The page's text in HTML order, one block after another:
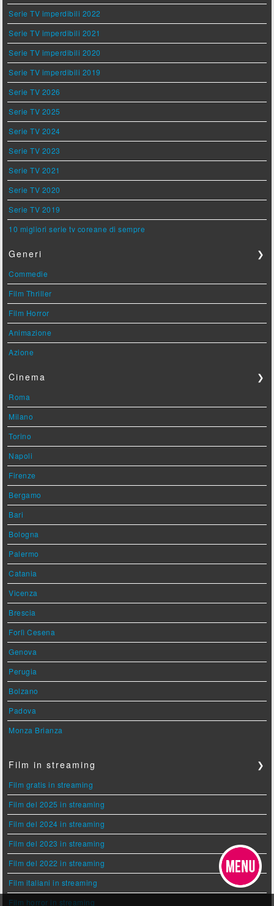
Serie TV imperdibili 2022
Serie TV imperdibili 2021
Serie TV imperdibili 2020
Serie TV imperdibili 2019
Serie TV 2026
Serie TV 2025
Serie TV 2024
Serie TV 2023
Serie TV 2021
Serie TV 2020
Serie TV 2019
10 migliori serie tv coreane di sempre
Generi ❯
Commedie
Film Thriller
Film Horror
Animazione
Azione
Cinema ❯
Roma
Milano
Torino
Napoli
Firenze
Bergamo
Bari
Bologna
Palermo
Catania
Vicenza
Brescia
Forlì Cesena
Genova
Perugia
Bolzano
Padova
Monza Brianza
Film in streaming ❯
Film gratis in streaming
Film del 2025 in streaming
Film del 2024 in streaming
Film del 2023 in streaming
Film del 2022 in streaming
Film italiani in streaming
Film horror in streaming